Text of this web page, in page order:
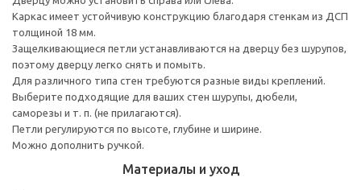
Каркас имеет устойчивую конструкцию благодаря стенкам из ДСП
толщиной 18 мм.
Защелкивающиеся петли устанавливаются на дверцу без шурупов,
поэтому дверцу легко снять и помыть.
Для различного типа стен требуются разные виды креплений.
Выберите подходящие для ваших стен шурупы, дюбели,
саморезы и т. п. (не прилагаются).
Петли регулируются по высоте, глубине и ширине.
Можно дополнить ручкой.
Материалы и уход